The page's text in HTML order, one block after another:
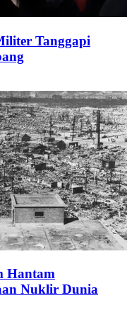
Tanggapi
Hantam
Nuklir Dunia